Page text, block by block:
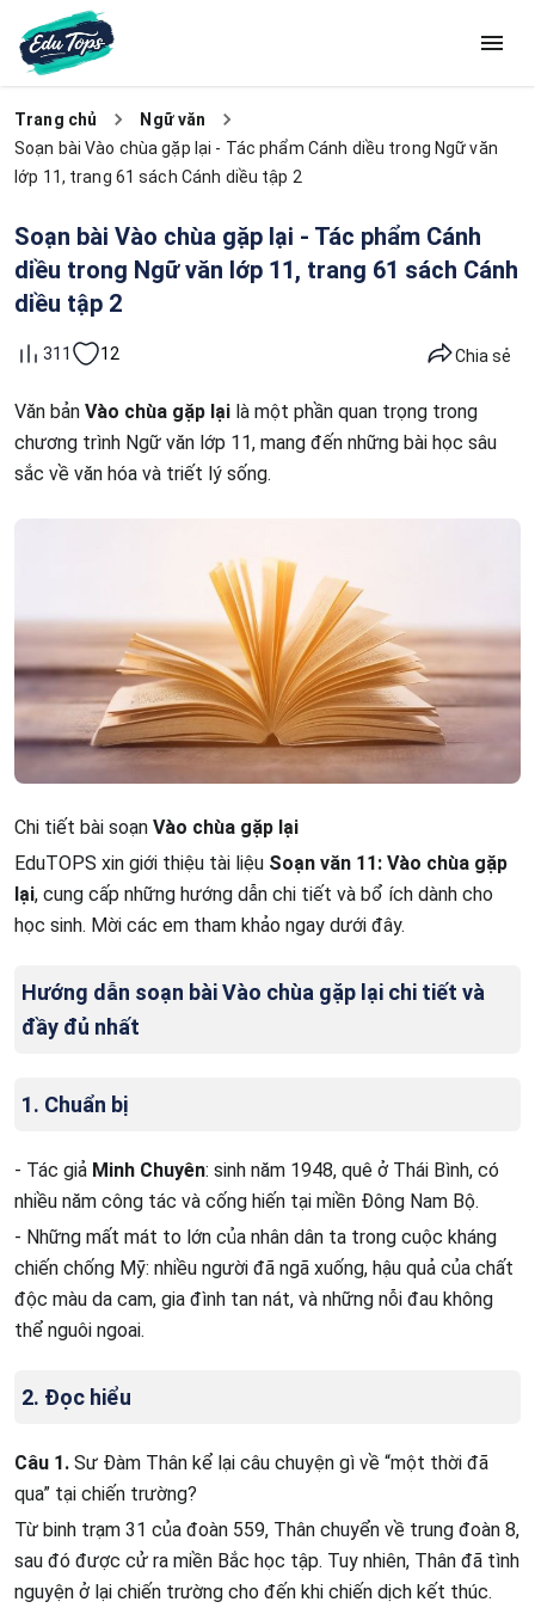
Trang chủ
Ngữ văn
Soạn bài Vào chùa gặp lại - Tác phẩm Cánh diều trong Ngữ văn
lớp 11, trang 61 sách Cánh diều tập 2
Soạn bài Vào chùa gặp lại - Tác phẩm Cánh
diều trong Ngữ văn lớp 11, trang 61 sách Cánh
diều tập 2
311 12 Chia sẻ
Văn bản Vào chùa gặp lại là một phần quan trọng trong
chương trình Ngữ văn lớp 11, mang đến những bài học sâu
sắc về văn hóa và triết lý sống.
Chi tiết bài soạn Vào chùa gặp lại
EduTOPS xin giới thiệu tài liệu Soạn văn 11: Vào chùa gặp
lại, cung cấp những hướng dẫn chi tiết và bổ ích dành cho
học sinh. Mời các em tham khảo ngay dưới đây.
Hướng dẫn soạn bàiVào chùa gặp lại chi tiết và
đầy đủ nhất
1. Chuẩn bị
- Tác giả Minh Chuyên: sinh năm 1948, quê ở Thái Bình, có
nhiều năm công tác và cống hiến tại miền Đông Nam Bộ.
- Những mất mát to lớn của nhân dân ta trong cuộc kháng
chiến chống Mỹ: nhiều người đã ngã xuống, hậu quả của chất
độc màu da cam, gia đình tan nát, và những nỗi đau không
thể nguôi ngoai.
2. Đọc hiểu
Câu 1. Sư Đàm Thân kể lại câu chuyện gì về “một thời đã
qua” tại chiến trường?
Từ binh trạm 31 của đoàn 559, Thân chuyển về trung đoàn 8,
sau đó được cử ra miền Bắc học tập. Tuy nhiên, Thân đã tình
nguyện ở lại chiến trường cho đến khi chiến dịch kết thúc.